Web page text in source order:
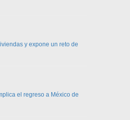
y expone un reto de
el regreso a México de